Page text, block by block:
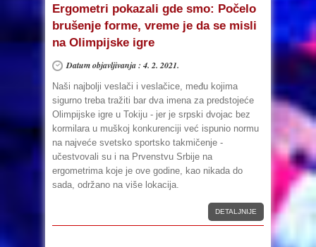
Ergometri pokazali gde smo: Počelo
brušenje forme, vreme je da se misli
na Olimpijske igre
Datum objavljivanja : 4. 2. 2021.
Naši najbolji veslači i veslačice, među kojima
sigurno treba tražiti bar dva imena za predstojeće
Olimpijske igre u Tokiju - jer je srpski dvojac bez
kormilara u muškoj konkurenciji već ispunio normu
na najveće svetsko sportsko takmičenje -
učestvovali su i na Prvenstvu Srbije na
ergometrima koje je ove godine, kao nikada do
sada, održano na više lokacija.
DETALJNIJE